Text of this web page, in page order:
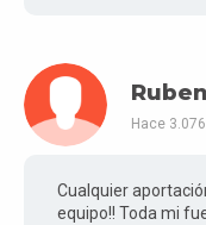
Ruben
Hace
Cualquier
equipo!! Toda mi